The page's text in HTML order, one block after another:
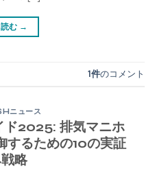
む →
1件のコメント
ニュース
2025: 排気マニホ
するための10の実証
略